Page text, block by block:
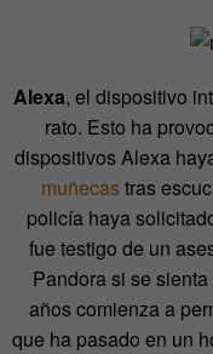
Alexa, el dispositivo
rato. Esto ha
dispositivos Alexa
muñecastras
policía haya
fue testigo de un
Pandora si se
años comienza a
que ha pasado en un